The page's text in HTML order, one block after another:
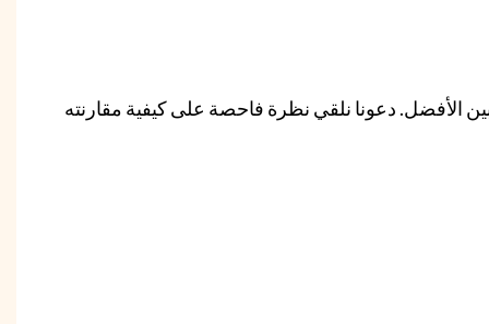
الأفضل. دعونا نلقي نظرة فاحصة على كيفية مقارنته